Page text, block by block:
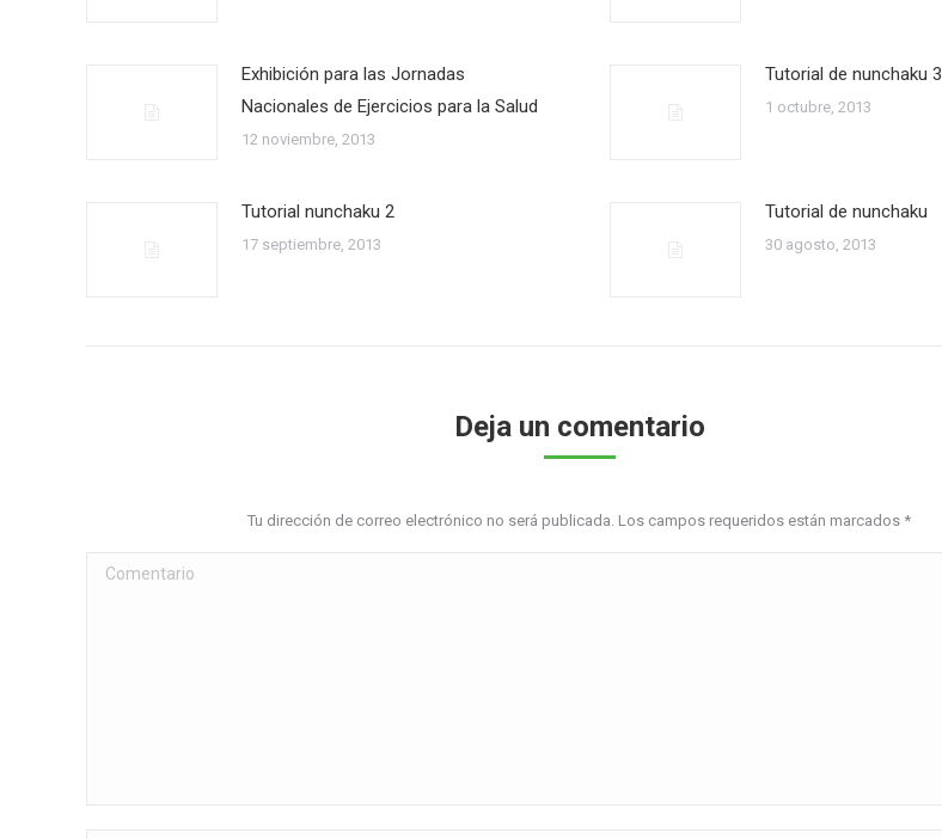
Exhibición para las Jornadas
Nacionales de Ejercicios para la Salud
12 noviembre, 2013
Tutorial de nunchaku 3
1 octubre, 2013
Tutorial nunchaku 2
17 septiembre, 2013
Tutorial de nunchaku
30 agosto, 2013
Deja un comentario
Tu dirección de correo electrónico no será publicada. Los campos requeridos están marcados *
Comentario